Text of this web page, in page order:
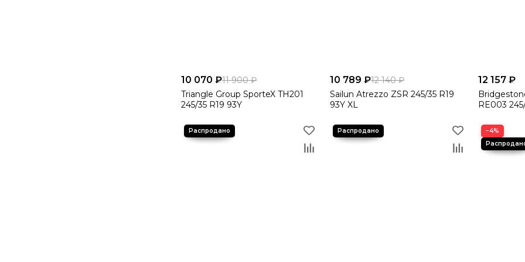
10 070 ₽11 900 ₽
Triangle Group SporteX TH201
245/35 R19 93Y
10 789 ₽12 140 ₽
Sailun Atrezzo ZSR 245/35 R19
93Y XL
12 157 ₽
RE003
−4%